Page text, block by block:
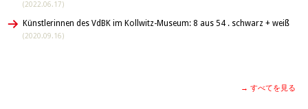
(2022.06.17)
Künstlerinnen des VdBK im Kollwitz-Museum: 8 aus 54 . schwarz + weiß
(2020.09.16)
→ すべてを見る